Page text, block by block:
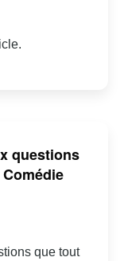
questions
que tout